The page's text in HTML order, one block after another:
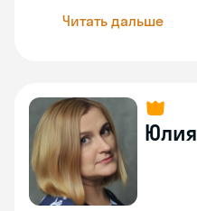
Читать дальше
Юлия